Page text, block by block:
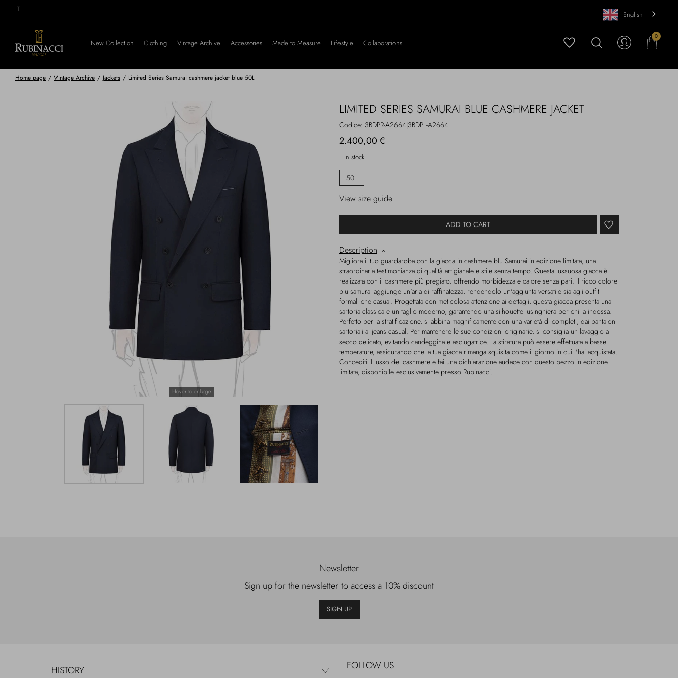
IT
English
New Collection Clothing Vintage Archive Accessories Made to Measure Lifestyle Collaborations
0
Home page / Vintage Archive / Jackets / Limited Series Samurai cashmere jacket blue 50L
Hover to enlarge
LIMITED SERIES SAMURAI BLUE CASHMERE JACKET
Codice: 3BDPR-A2664|3BDPL-A2664
2.400,00 €
1 In stock
50L
View size guide
ADD TO CART
Description
Migliora il tuo guardaroba con la giacca in cashmere blu Samurai in edizione limitata, una
straordinaria testimonianza di qualità artigianale e stile senza tempo. Questa lussuosa giacca è
realizzata con il cashmere più pregiato, offrendo morbidezza e calore senza pari. Il ricco colore
blu samurai aggiunge un'aria di raffinatezza, rendendolo un'aggiunta versatile sia agli outfit
formali che casual. Progettata con meticolosa attenzione ai dettagli, questa giacca presenta una
sartoria classica e un taglio moderno, garantendo una silhouette lusinghiera per chi la indossa.
Perfetto per la stratificazione, si abbina magnificamente con una varietà di completi, dai pantaloni
sartoriali ai jeans casual. Per mantenere le sue condizioni originarie, si consiglia un lavaggio a
secco delicato, evitando candeggina e asciugatrice. La stiratura può essere effettuata a basse
temperature, assicurando che la tua giacca rimanga squisita come il giorno in cui l'hai acquistata.
Concediti il ​​lusso del cashmere e fai una dichiarazione audace con questo pezzo in edizione
limitata, disponibile esclusivamente presso Rubinacci.
Newsletter
Sign up for the newsletter to access a 10% discount
SIGN UP
HISTORY FOLLOW US